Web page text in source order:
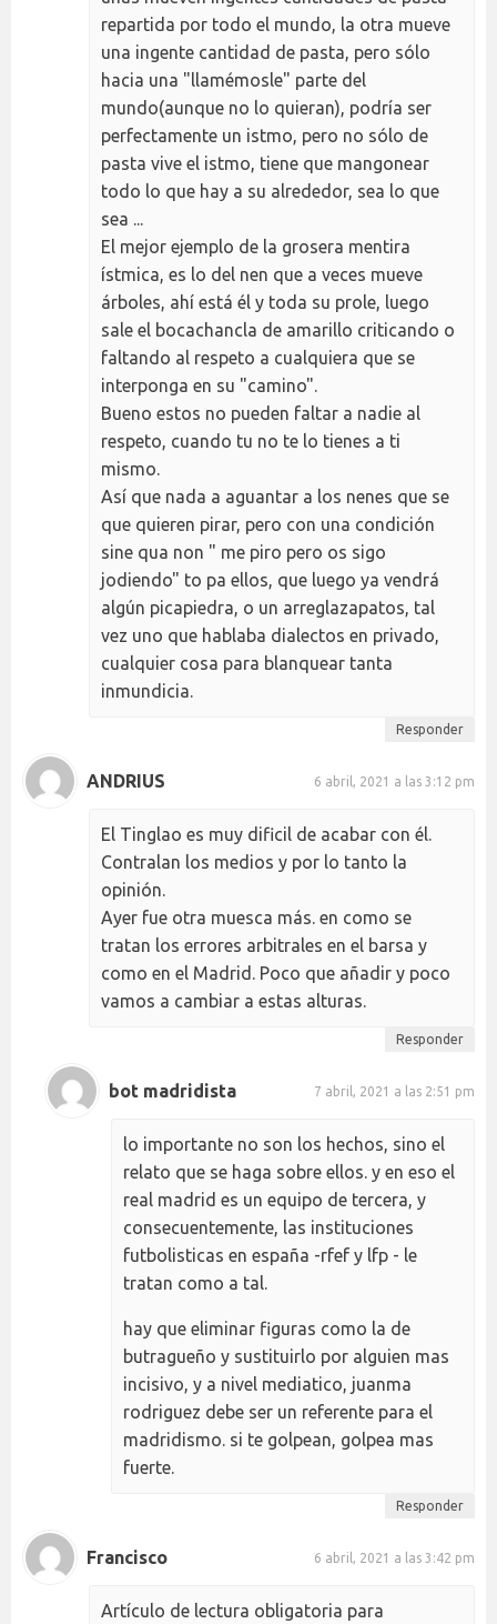
repartida por todo el mundo, la otra mueve
una ingente cantidad de pasta, pero sólo
hacia una "llamémosle" parte del
mundo(aunque no lo quieran), podría ser
perfectamente un istmo, pero no sólo de
pasta vive el istmo, tiene que mangonear
todo lo que hay a su alrededor, sea lo que
sea ...
El mejor ejemplo de la grosera mentira
ístmica, es lo del nen que a veces mueve
árboles, ahí está él y toda su prole, luego
sale el bocachancla de amarillo criticando o
faltando al respeto a cualquiera que se
interponga en su "camino".
Bueno estos no pueden faltar a nadie al
respeto, cuando tu no te lo tienes a ti
mismo.
Así que nada a aguantar a los nenes que se
que quieren pirar, pero con una condición
sine qua non " me piro pero os sigo
jodiendo" to pa ellos, que luego ya vendrá
algún picapiedra, o un arreglazapatos, tal
vez uno que hablaba dialectos en privado,
cualquier cosa para blanquear tanta
inmundicia.
Responder
ANDRIUS 6 abril, 2021 a las 3:12 pm
El Tinglao es muy dificil de acabar con él.
Contralan los medios y por lo tanto la
opinión.
Ayer fue otra muesca más. en como se
tratan los errores arbitrales en el barsa y
como en el Madrid. Poco que añadir y poco
vamos a cambiar a estas alturas.
Responder
bot madridista 7 abril, 2021 a las 2:51 pm
lo importante no son los hechos, sino el
relato que se haga sobre ellos. y en eso el
real madrid es un equipo de tercera, y
consecuentemente, las instituciones
futbolisticas en españa -rfef y lfp - le
tratan como a tal.
hay que eliminar figuras como la de
butragueño y sustituirlo por alguien mas
incisivo, y a nivel mediatico, juanma
rodriguez debe ser un referente para el
madridismo. si te golpean, golpea mas
fuerte.
Responder
Francisco 6 abril, 2021 a las 3:42 pm
Artículo de lectura obligatoria para